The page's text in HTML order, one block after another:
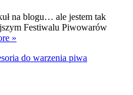
na blogu… ale jestem tak
Festiwalu Piwowarów
»